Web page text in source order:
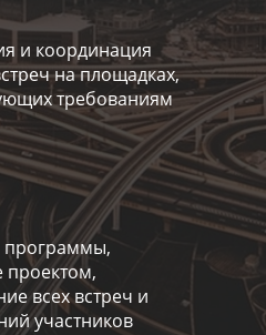
и координация
на площадках,
требованиям
программы,
проектом,
всех встреч и
участников